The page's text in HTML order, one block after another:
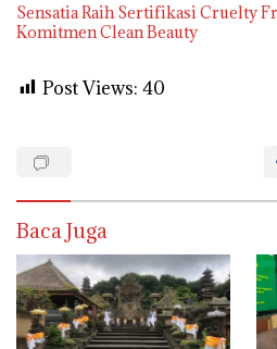
Sensatia Raih Sertifikasi Cruelty
Komitmen Clean Beauty
Post Views: 40
Baca Juga